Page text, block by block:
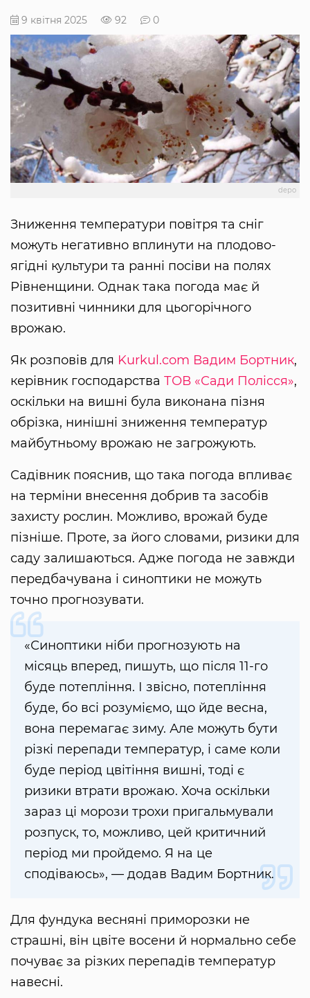
9 квітня 2025 92 0
depo
Зниження температури повітря та сніг
можуть негативно вплинути на плодово-
ягідні культури та ранні посіви на полях
Рівненщини. Однак така погода має й
позитивні чинники для цьогорічного
врожаю.
Як розповів для Kurkul.com Вадим Бортник,
керівник господарства ТОВ «Сади Полісся»,
оскільки на вишні була виконана пізня
обрізка, нинішні зниження температур
майбутньому врожаю не загрожують.
Садівник пояснив, що така погода впливає
на терміни внесення добрив та засобів
захисту рослин. Можливо, врожай буде
пізніше. Проте, за його словами, ризики для
саду залишаються. Адже погода не завжди
передбачувана і синоптики не можуть
точно прогнозувати.
«Синоптики ніби прогнозують на
місяць вперед, пишуть, що після 11-го
буде потепління. І звісно, потепління
буде, бо всі розуміємо, що йде весна,
вона перемагає зиму. Але можуть бути
різкі перепади температур, і саме коли
буде період цвітіння вишні, тоді є
ризики втрати врожаю. Хоча оскільки
зараз ці морози трохи пригальмували
розпуск, то, можливо, цей критичний
період ми пройдемо. Я на це
сподіваюсь», — додав Вадим Бортник.
Для фундука весняні приморозки не
страшні, він цвіте восени й нормально себе
почуває за різких перепадів температур
навесні.